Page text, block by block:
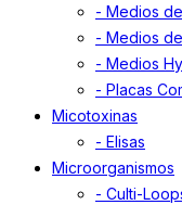
- Medios
- Medios
- Medios
- Placas
Micotoxinas
- Elisas
Microorganismos
- Culti-